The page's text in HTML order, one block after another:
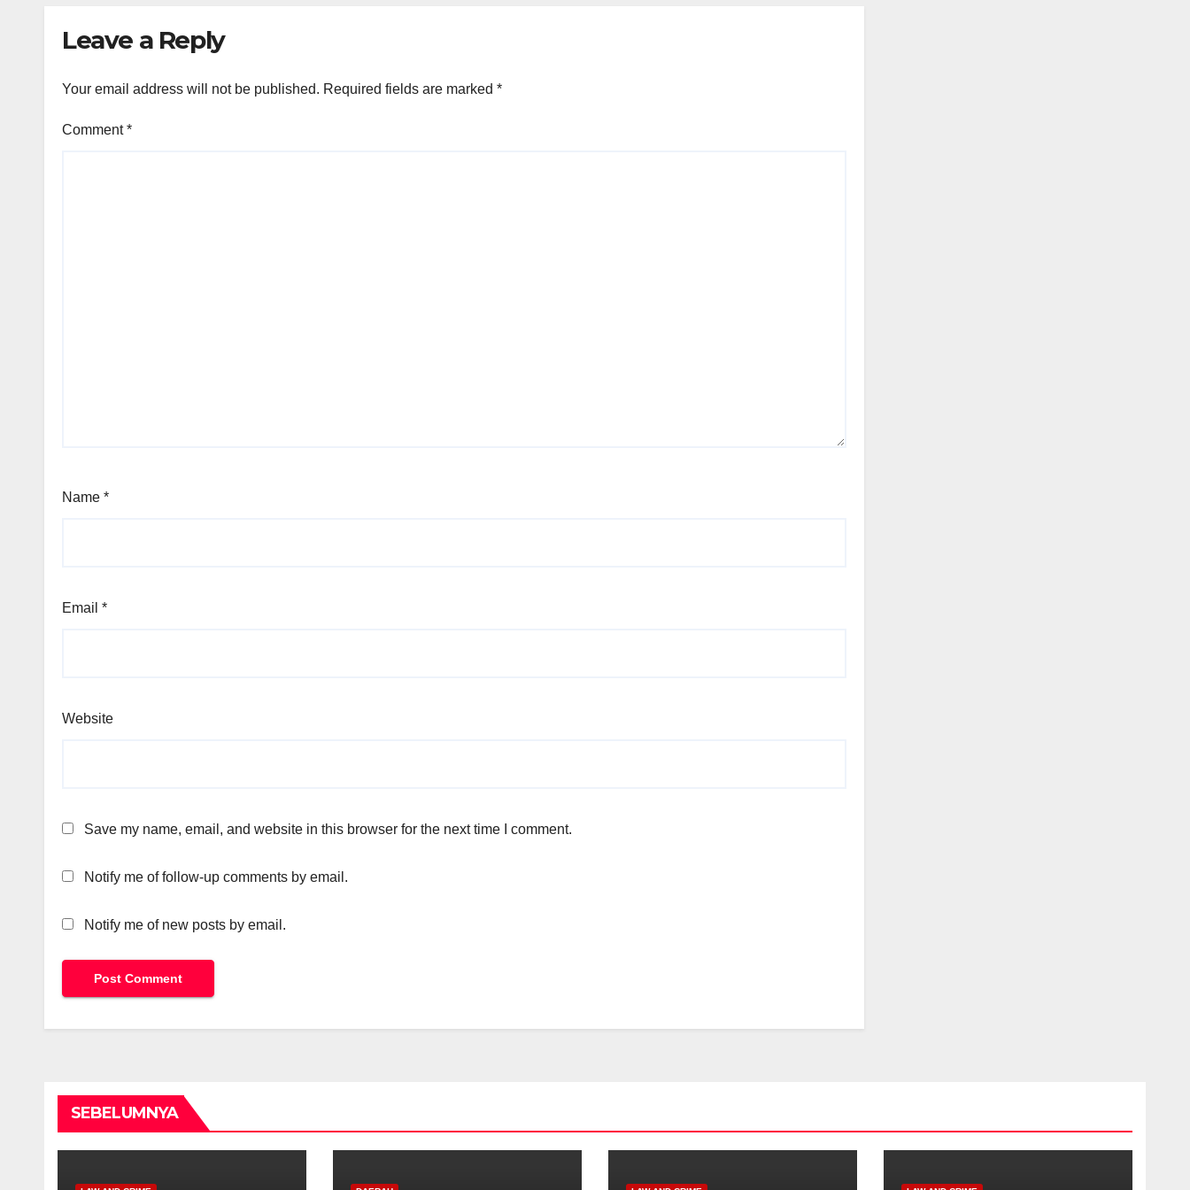
Menyeluruh
Leave a Reply
Your email address will not be published. Required fields are marked *
Comment*
Name *
Email *
Website
Save my name, email, and website in this browser for the next time I comment.
Notify me of follow-up comments by email.
Notify me of new posts by email.
SEBELUMNYA